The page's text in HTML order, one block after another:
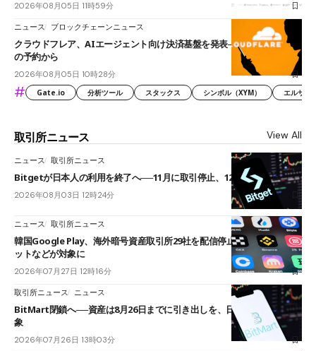
2026年08月05日 11時59分
ニュース ブロックチェーンニュース
クラウドフレア、AIエージェント向け決済基盤を発表──まずハンドル名
の予約から
2026年08月05日 10時28分
# Gate.io 分析ツール スタックス シンボル（XYM） エルサル
取引所ニュース View All
ニュース 取引所ニュース
Bitgetが日本人の利用を終了へ──11月に取引停止、12月末に強制決済
2026年08月03日 12時24分
ニュース 取引所ニュース
韓国Google Play、海外暗号資産取引所29社を配信停止──OKXやバイビ
ットなどが対象に
2026年07月27日 12時16分
取引所ニュース ニュース
BitMart閉鎖へ──資産は8月26日までに引き出しを、日本人利用者も対
象
2026年07月26日 13時03分